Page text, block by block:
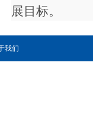
展目标。
我们